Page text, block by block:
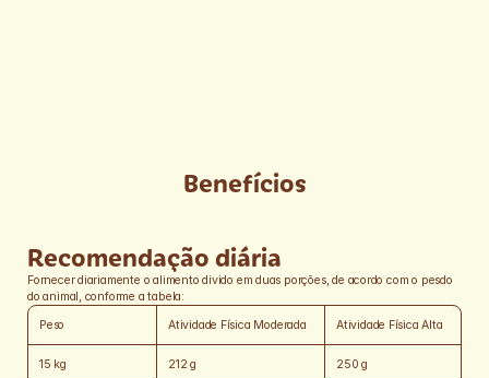
Benefícios
Recomendação diária
Fornecer diariamente o alimento divido em duas porções, de acordo com o pesdo
do animal, conforme a tabela:
Peso
Atividade Física Moderada Atividade Física Alta
15 kg 212 g 250 g